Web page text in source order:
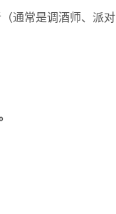
通常是调酒师、派对